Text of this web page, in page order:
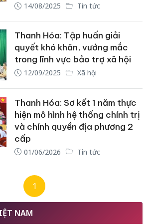
14/08/2025 Tin tức
Thanh Hóa: Tập huấn giải
quyết khó khăn, vướng mắc
trong lĩnh vực bảo trợ xã hội
12/09/2025 Xã hội
Thanh Hóa: Sơ kết 1 năm thực
hiện mô hình hệ thống chính trị
và chính quyền địa phương 2
cấp
01/06/2026 Tin tức
1
NAM